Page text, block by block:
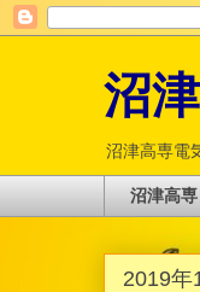
沼
沼津高専電
沼津高
2019年